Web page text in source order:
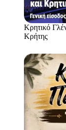
Κρητικό
Κρήτης